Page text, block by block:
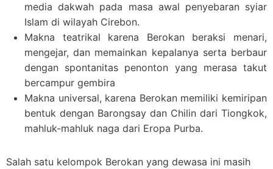
media dakwah pada masa awal penyebaran syiar
Islam di wilayah Cirebon.
Makna teatrikal karena Berokan beraksi menari,
mengejar, dan memainkan kepalanya serta berbaur
dengan spontanitas penonton yang merasa takut
bercampur gembira
Makna universal, karena Berokan memiliki kemiripan
bentuk dengan Barongsay dan Chilin dari Tiongkok,
mahluk-mahluk naga dari Eropa Purba.
Salah satu kelompok Berokan yang dewasa ini masih